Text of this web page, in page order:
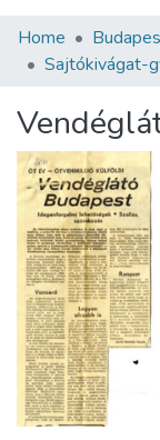
Communities &
Statistics
About us
Home
Sajtókivágat-